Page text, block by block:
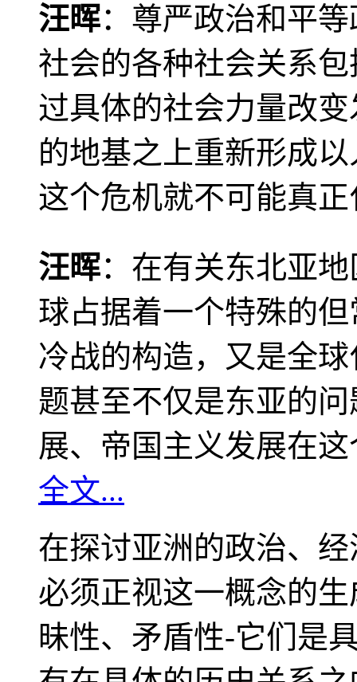
汪晖：尊严政治和平
社会的各种社会关系
过具体的社会力量改
的地基之上重新形成
这个危机就不可能真
汪晖：在有关东北亚
球占据着一个特殊的
冷战的构造，又是全
题甚至不仅是东亚的
展、帝国主义发展在
全文...
在探讨亚洲的政治、
必须正视这一概念的
昧性、矛盾性-它们是